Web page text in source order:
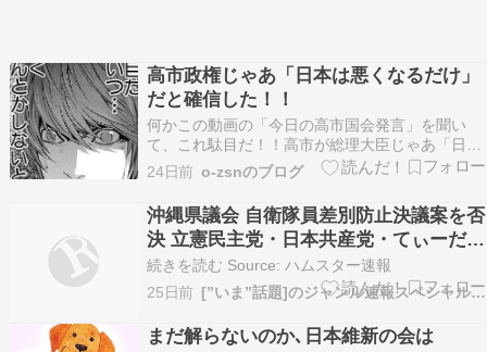
高市政権じゃあ「日本は悪くなるだけ」
だと確信した！！
何かこの動画の「今日の高市国会発言」を聞い
て、これ駄目だ！！高市が総理大臣じゃあ「日本
は終わる」って思ったわけなんですよね。 それが
何故って言うのが、これわかりやすく言うと公明
党の議員「今１６２円と言う最悪の円安（高市が
ホクホク円安って言うやつね）」で「これは日本
の経済が弱くな…
24日前 o-zsnのブログ
沖縄県議会 自衛隊員差別防止決議案を否
決 立憲民主党・日本共産党・てぃーだ平
和ネット・社大党が反対 公明党は逃亡←
こいつらは差別主義政党
続きを読む Source: ハムスター速報
25日前
[”いま”話題]のジャンル速報スペシャルまとめ
まだ解らないのか､日本維新の会は